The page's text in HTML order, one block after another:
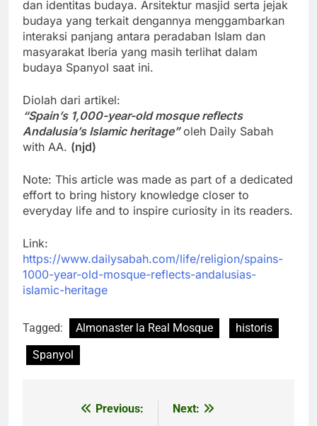
dan identitas budaya. Arsitektur masjid serta jejak
budaya yang terkait dengannya menggambarkan
interaksi panjang antara peradaban Islam dan
masyarakat Iberia yang masih terlihat dalam
budaya Spanyol saat ini.
Diolah dari artikel:
“Spain’s 1,000-year-old mosque reflects
Andalusia’s Islamic heritage”oleh Daily Sabah
with AA. (njd)
Note: This article was made as part of a dedicated
effort to bring history knowledge closer to
everyday life and to inspire curiosity in its readers.
Link:
https://www.dailysabah.com/life/religion/spains-
1000-year-old-mosque-reflects-andalusias-
islamic-heritage
Tagged: Almonaster la Real Mosque
historis
Spanyol
Previous:
Next: